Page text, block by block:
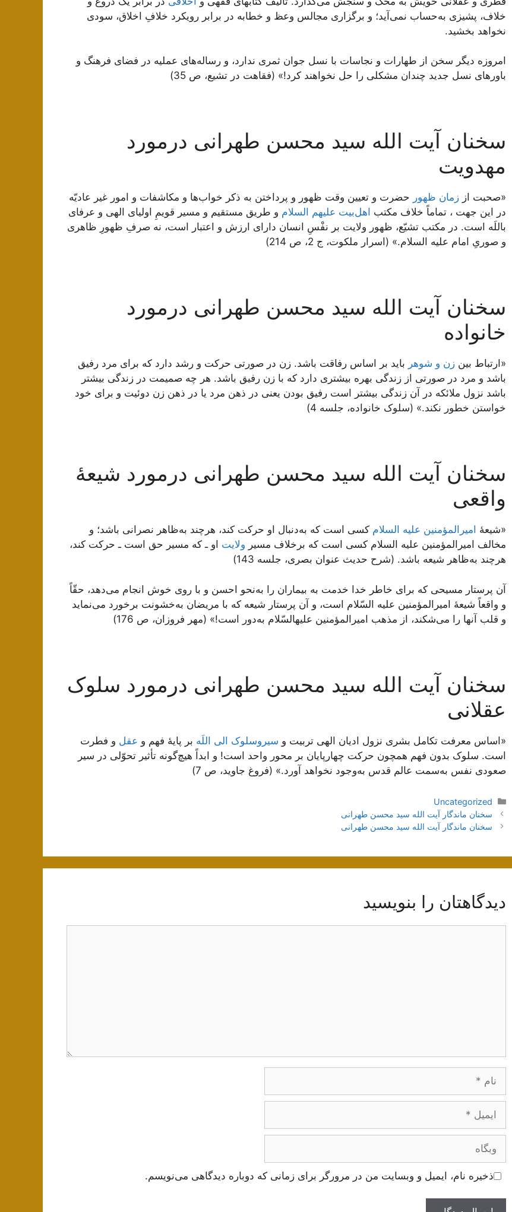
خلاف، پشیزى به‏‌حساب نمی‌‏آید؛ و برگزارى مجالس وعظ و خطابه در برابر رویکرد خلافِ اخلاق، سودى
نخواهد بخشید.
امروزه دیگر سخن از طهارات و نجاسات با نسل جوان ثمرى ندارد، و رساله‏‌هاى عملیه در فضاى فرهنگ و
باورهاى نسل جدید چندان مشکلى را حل نخواهند کرد!» (فقاهت در تشیع، ص 35)
سخنان آیت الله سید محسن طهرانی درمورد
مهدویت
«صحبت از زمان ظهور حضرت و تعیین وقت ظهور و پرداختن به ذکر خواب‌ها و مکاشفات و امور غیر عادیّه
در این جهت ، تماماً خلاف مکتب اهل‌بیت علیهم السلام و طریق مستقیم و مسیر قویمِ اولیای الهی و عرفای
باللَه است. در مکتب تشیّع، ظهور ولایت بر نفْسِ انسان دارای ارزش و اعتبار است، نه صرفِ ظهورِ ظاهری
و صوریِ امام علیه السلام.» (اسرار ملکوت، ج 2، ص 214)
سخنان آیت الله سید محسن طهرانی درمورد
خانواده
«ارتباط بين زن و شوهر باید بر اساس رفاقت باشد. زن در صورتى حركت و رشد دارد كه براى مرد رفيق
باشد و مرد در صورتى از زندگى بهره بيشترى دارد كه با زن رفيق باشد. هر چه صميمت در زندگى بيشتر
باشد نزول ملائكه در آن زندگى بيشتر است رفيق بودن يعنى در ذهن مرد يا در ذهن زن دوئيت و برای خود
خواستن خطور نكند.» (سلوک خانواده، جلسه 4)
سخنان آیت الله سید محسن طهرانی درمورد شیعۀ
واقعی
«شیعۀ امیرالمؤمنین علیه السلام کسی است که به‌دنبال او حرکت کند، هرچند به‌ظاهر نصرانی باشد؛ و
مخالف امیرالمؤمنین علیه السلام کسی است که برخلاف مسیر ولایت او ـ که مسیر حق است ـ حرکت کند،
هرچند به‌ظاهر شیعه باشد. (شرح حدیث عنوان بصری، جلسه 143)
آن پرستار مسیحى که براى خاطر خدا خدمت به بیماران را به‌نحو احسن و با روى خوش انجام می‌‏دهد، حقّاً
و واقعاً شیعۀ امیرالمؤمنین علیه ‏السّلام است، و آن پرستار شیعه که با مریضان به‌خشونت برخورد می‌‏نماید
و قلب آنها را می‌شکند، از مذهب امیرالمؤمنین علیه‏السّلام به‌دور است!» (مهر فروزان، ص 176)
سخنان آیت الله سید محسن طهرانی درمورد سلوک
عقلانی
«اساس معرفت تکامل بشری نزول ادیان الهی تربیت و سیروسلوک الی اللَه بر پایۀ فهم و عقل و فطرت
است. سلوک بدون فهم همچون حرکت چهارپایان بر محور واحد است! و ابداً هیچ‌گونه تأثیر تحوّلی در سیر
صعودی نفس به‌سمت عالم قدس به‌وجود نخواهد آورد.» (فروغ جاوید، ص 7)
دسته‌ها
Uncategorized
ناوبری
نوشته‌ها
سخنان ماندگار آیت الله سید محسن طهرانی
سخنان ماندگار آیت الله سید محسن طهرانی
دیدگاهتان را بنویسید
وبگاه
ذخیره نام، ایمیل و وبسایت من در مرورگر برای زمانی که دوباره دیدگاهی می‌نویسم.